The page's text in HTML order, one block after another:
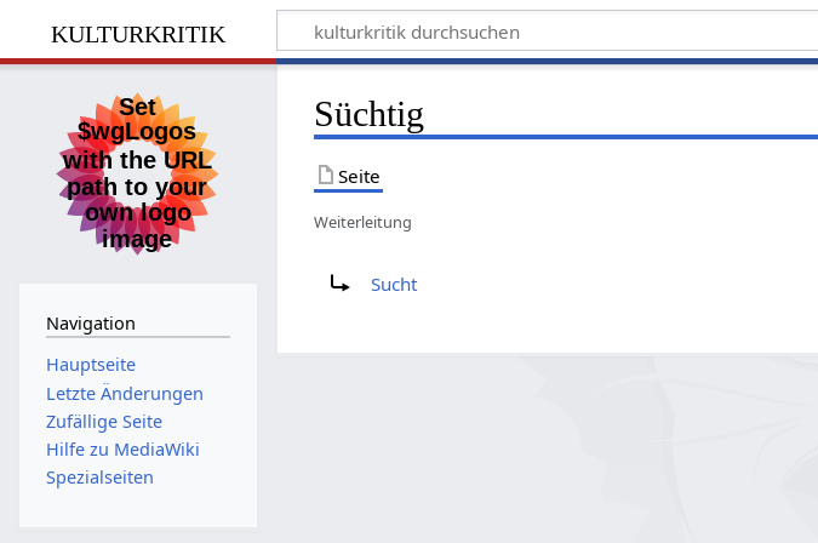
kulturkritik
Süchtig
Seite
Weiterleitung
Sucht
Navigation
Hauptseite
Letzte Änderungen
Zufällige Seite
Hilfe zu MediaWiki
Spezialseiten